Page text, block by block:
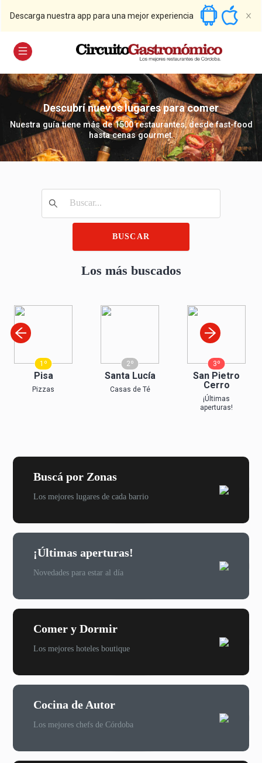
Descarga nuestra app para una mejor experiencia
Descubrí nuevos lugares para comer
Nuestra guía tiene más de 1500 restaurantes, desde fast-food
hasta cenas gourmet.
BUSCAR
Los más buscados
1º
Pisa
Pizzas
2º
Santa Lucía
Casas de Té
3º
San Pietro
Cerro
¡Últimas
aperturas!
Buscá por Zonas
Los mejores lugares de cada barrio
¡Últimas aperturas!
Novedades para estar al día
Comer y Dormir
Los mejores hoteles boutique
Cocina de Autor
Los mejores chefs de Córdoba